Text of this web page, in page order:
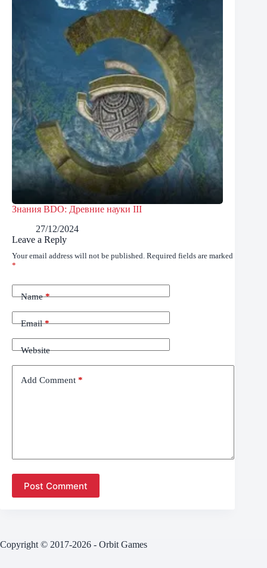
Знания BDO: Древние науки III
27/12/2024
Leave a Reply
Your email address will not be published. Required fields are marked
*
Name*
Email*
Website
Add Comment *
Post Comment
Copyright © 2017-2026 - Orbit Games